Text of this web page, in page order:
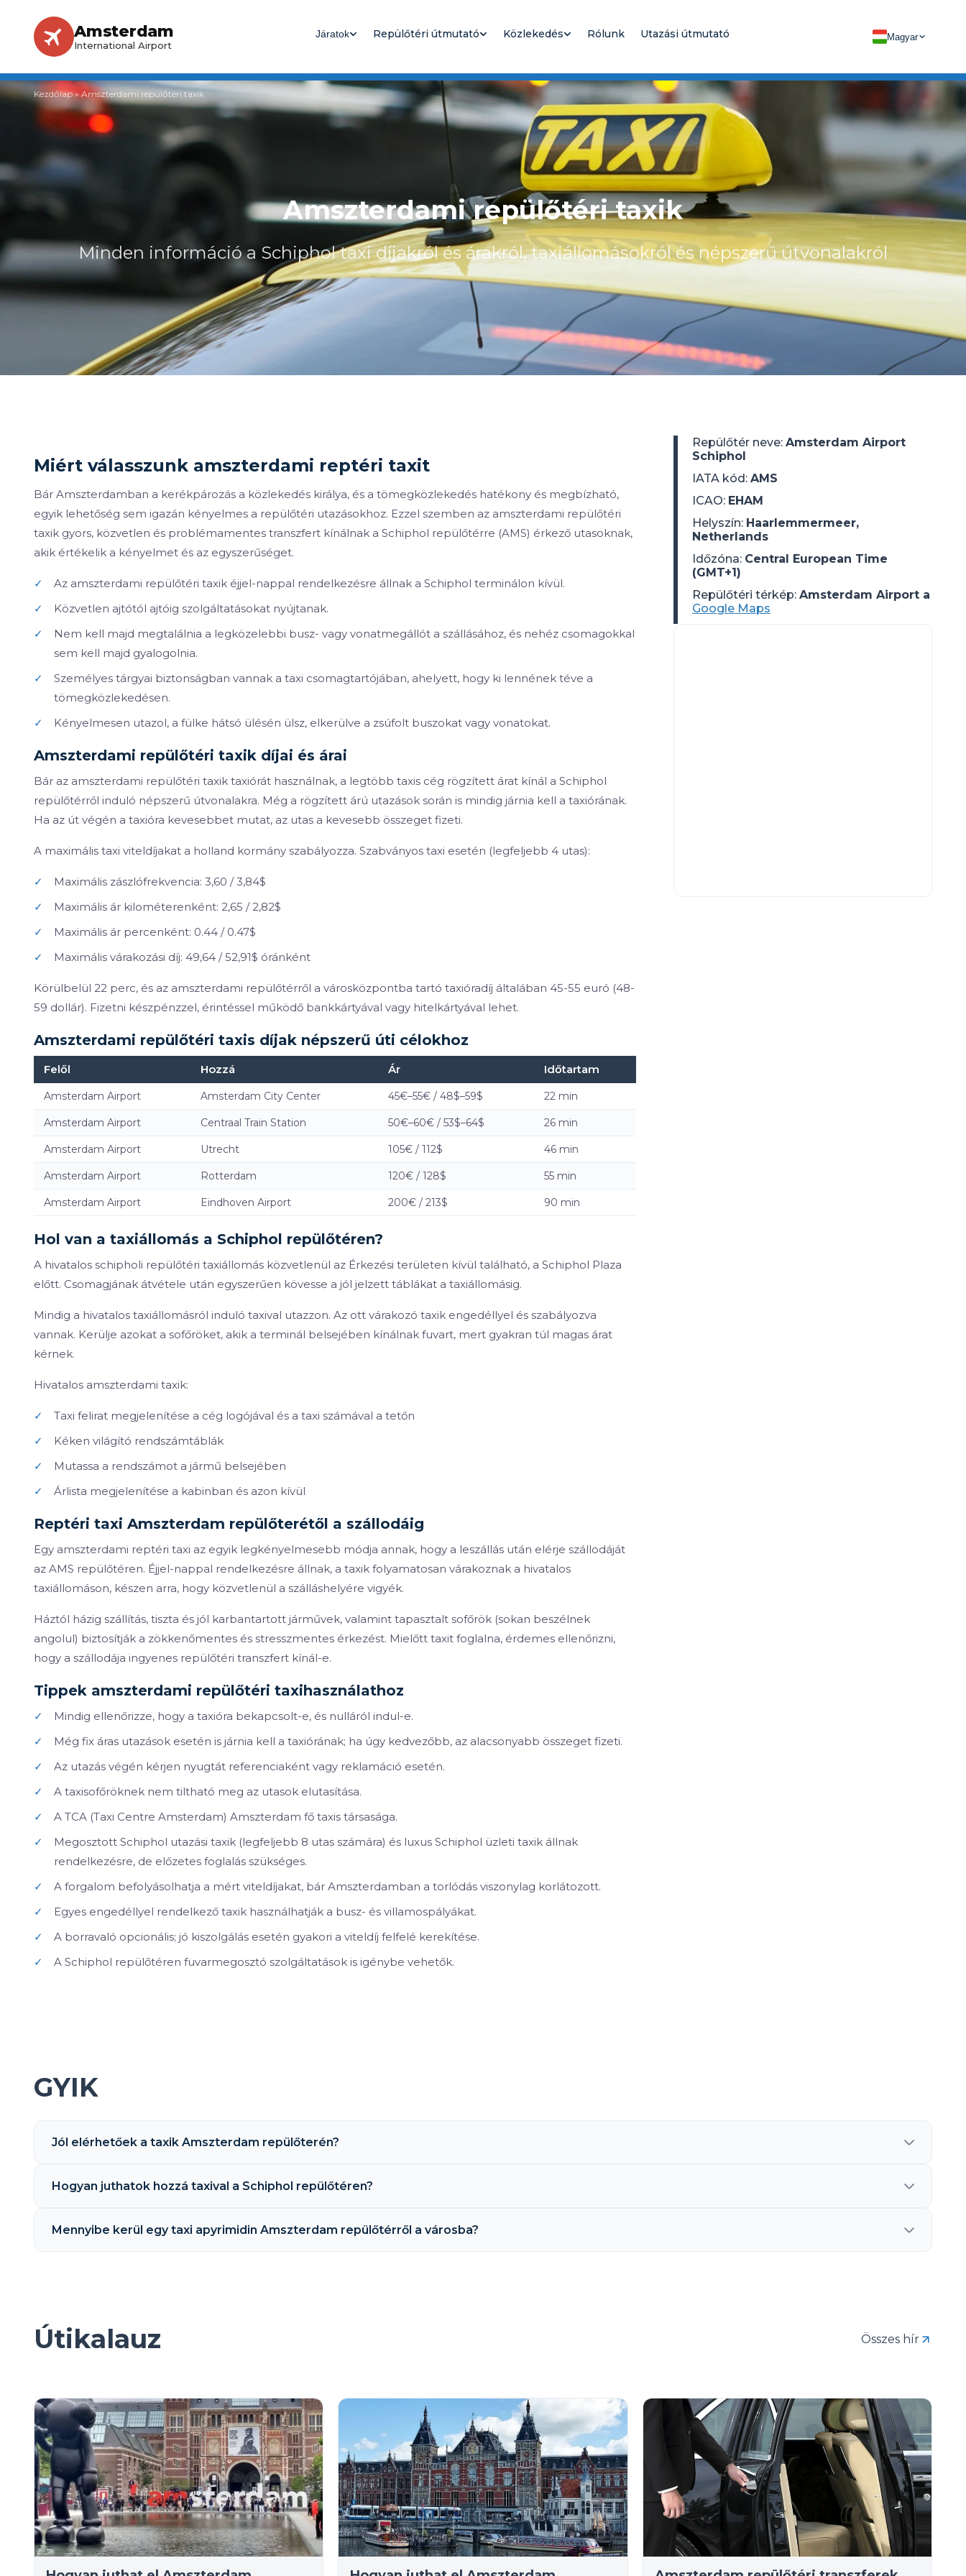
Amsterdam
International Airport
Járatok Repülőtéri útmutató Közlekedés Rólunk Utazási útmutató Magyar
Kezdőlap»Amszterdami repülőtéri taxik
Amszterdami repülőtéri taxik
Minden információ a Schiphol taxi díjakról és árakról, taxiállomásokról és népszerű útvonalakról
Miért válasszunk amszterdami reptéri taxit
Bár Amszterdamban a kerékpározás a közlekedés királya, és a tömegközlekedés hatékony és megbízható,
egyik lehetőség sem igazán kényelmes a repülőtéri utazásokhoz. Ezzel szemben az amszterdami repülőtéri
taxik gyors, közvetlen és problémamentes transzfert kínálnak a Schiphol repülőtérre (AMS) érkező utasoknak,
akik értékelik a kényelmet és az egyszerűséget.
✓
Az amszterdami repülőtéri taxik éjjel-nappal rendelkezésre állnak a Schiphol terminálon kívül.
✓
Közvetlen ajtótól ajtóig szolgáltatásokat nyújtanak.
✓
Nem kell majd megtalálnia a legközelebbi busz- vagy vonatmegállót a szállásához, és nehéz csomagokkal
sem kell majd gyalogolnia.
✓
Személyes tárgyai biztonságban vannak a taxi csomagtartójában, ahelyett, hogy ki lennének téve a
tömegközlekedésen.
✓
Kényelmesen utazol, a fülke hátsó ülésén ülsz, elkerülve a zsúfolt buszokat vagy vonatokat.
Amszterdami repülőtéri taxik díjai és árai
Bár az amszterdami repülőtéri taxik taxiórát használnak, a legtöbb taxis cég rögzített árat kínál a Schiphol
repülőtérről induló népszerű útvonalakra. Még a rögzített árú utazások során is mindig járnia kell a taxiórának.
Ha az út végén a taxióra kevesebbet mutat, az utas a kevesebb összeget fizeti.
A maximális taxi viteldíjakat a holland kormány szabályozza. Szabványos taxi esetén (legfeljebb 4 utas):
✓
Maximális zászlófrekvencia: 3,60 / 3,84$
✓
Maximális ár kilométerenként: 2,65 / 2,82$
✓
Maximális ár percenként: 0.44 / 0.47$
✓
Maximális várakozási díj: 49,64 / 52,91$ óránként
Körülbelül 22 perc, és az amszterdami repülőtérről a városközpontba tartó taxióradíj általában 45-55 euró (48-
59 dollár). Fizetni készpénzzel, érintéssel működő bankkártyával vagy hitelkártyával lehet.
Amszterdami repülőtéri taxis díjak népszerű úti célokhoz
Felől Hozzá Ár Időtartam
Amsterdam Airport Amsterdam City Center 45€–55€ / 48$–59$ 22 min
Amsterdam Airport Centraal Train Station 50€–60€ / 53$–64$ 26 min
Amsterdam Airport Utrecht 105€ / 112$ 46 min
Amsterdam Airport Rotterdam 120€ / 128$ 55 min
Amsterdam Airport Eindhoven Airport 200€ / 213$ 90 min
Hol van a taxiállomás a Schiphol repülőtéren?
A hivatalos schipholi repülőtéri taxiállomás közvetlenül az Érkezési területen kívül található, a Schiphol Plaza
előtt. Csomagjának átvétele után egyszerűen kövesse a jól jelzett táblákat a taxiállomásig.
Mindig a hivatalos taxiállomásról induló taxival utazzon. Az ott várakozó taxik engedéllyel és szabályozva
vannak. Kerülje azokat a sofőröket, akik a terminál belsejében kínálnak fuvart, mert gyakran túl magas árat
kérnek.
Hivatalos amszterdami taxik:
✓
Taxi felirat megjelenítése a cég logójával és a taxi számával a tetőn
✓
Kéken világító rendszámtáblák
✓
Mutassa a rendszámot a jármű belsejében
✓
Árlista megjelenítése a kabinban és azon kívül
Reptéri taxi Amszterdam repülőterétől a szállodáig
Egy amszterdami reptéri taxi az egyik legkényelmesebb módja annak, hogy a leszállás után elérje szállodáját
az AMS repülőtéren. Éjjel-nappal rendelkezésre állnak, a taxik folyamatosan várakoznak a hivatalos
taxiállomáson, készen arra, hogy közvetlenül a szálláshelyére vigyék.
Háztól házig szállítás, tiszta és jól karbantartott járművek, valamint tapasztalt sofőrök (sokan beszélnek
angolul) biztosítják a zökkenőmentes és stresszmentes érkezést. Mielőtt taxit foglalna, érdemes ellenőrizni,
hogy a szállodája ingyenes repülőtéri transzfert kínál-e.
Tippek amszterdami repülőtéri taxihasználathoz
✓
Mindig ellenőrizze, hogy a taxióra bekapcsolt-e, és nulláról indul-e.
✓
Még fix áras utazások esetén is járnia kell a taxiórának; ha úgy kedvezőbb, az alacsonyabb összeget fizeti.
✓
Az utazás végén kérjen nyugtát referenciaként vagy reklamáció esetén.
✓
A taxisofőröknek nem tiltható meg az utasok elutasítása.
✓
A TCA (Taxi Centre Amsterdam) Amszterdam fő taxis társasága.
✓
Megosztott Schiphol utazási taxik (legfeljebb 8 utas számára) és luxus Schiphol üzleti taxik állnak
rendelkezésre, de előzetes foglalás szükséges.
✓
A forgalom befolyásolhatja a mért viteldíjakat, bár Amszterdamban a torlódás viszonylag korlátozott.
✓
Egyes engedéllyel rendelkező taxik használhatják a busz- és villamospályákat.
✓
A borravaló opcionális; jó kiszolgálás esetén gyakori a viteldíj felfelé kerekítése.
✓
A Schiphol repülőtéren fuvarmegosztó szolgáltatások is igénybe vehetők.
Repülőtér neve: Amsterdam Airport
Schiphol
IATA kód: AMS
ICAO: EHAM
Helyszín: Haarlemmermeer,
Netherlands
Időzóna: Central European Time
(GMT+1)
Repülőtéri térkép: Amsterdam Airport a
Google Maps
GYIK
Jól elérhetőek a taxik Amszterdam repülőterén?
Hogyan juthatok hozzá taxival a Schiphol repülőtéren?
Mennyibe kerül egy taxi apyrimidin Amszterdam repülőtérről a városba?
Útikalauz Összes hír